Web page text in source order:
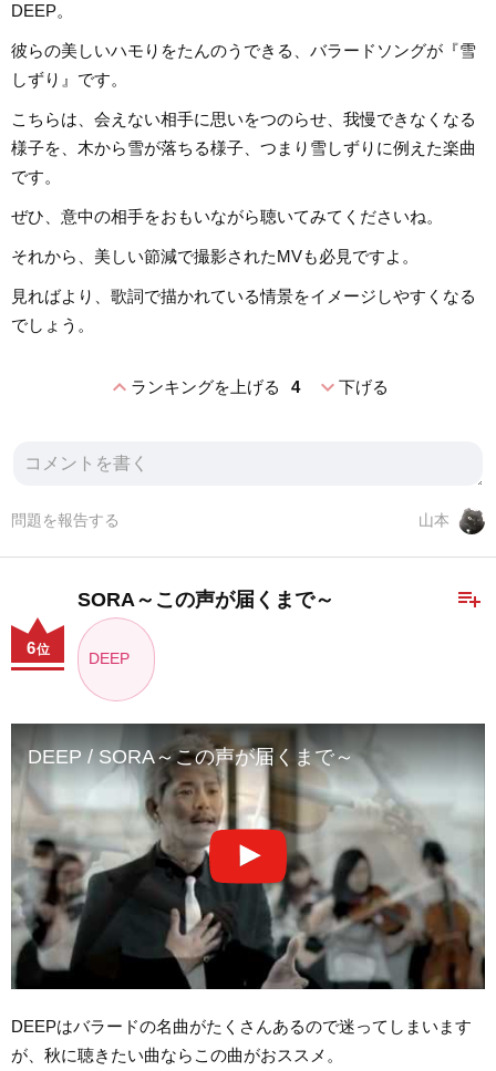
DEEP。
彼らの美しいハモりをたんのうできる、バラードソングが『雪
しずり』です。
こちらは、会えない相手に思いをつのらせ、我慢できなくなる
様子を、木から雪が落ちる様子、つまり雪しずりに例えた楽曲
です。
ぜひ、意中の相手をおもいながら聴いてみてくださいね。
それから、美しい節減で撮影されたMVも必見ですよ。
見ればより、歌詞で描かれている情景をイメージしやすくなる
でしょう。
expand_lessランキングを上げる 4 expand_more下げる
山本
問題を報告する
playlist_add
SORA～この声が届くまで～
DEEP
6位
DEEP / SORA～この声が届くまで～
DEEPはバラードの名曲がたくさんあるので迷ってしまいます
が、秋に聴きたい曲ならこの曲がおススメ。